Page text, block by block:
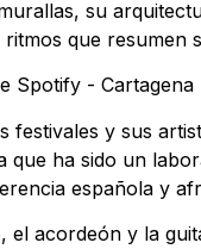
su
que resumen
festivales y sus
ha sido un
española y
acordeón y la